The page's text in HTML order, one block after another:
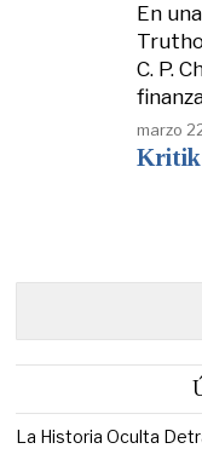
En
C. P.
marzo
Kritik
La Historia Oculta